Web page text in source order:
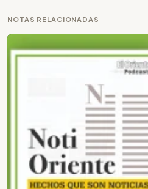
NOTAS RELACIONADAS